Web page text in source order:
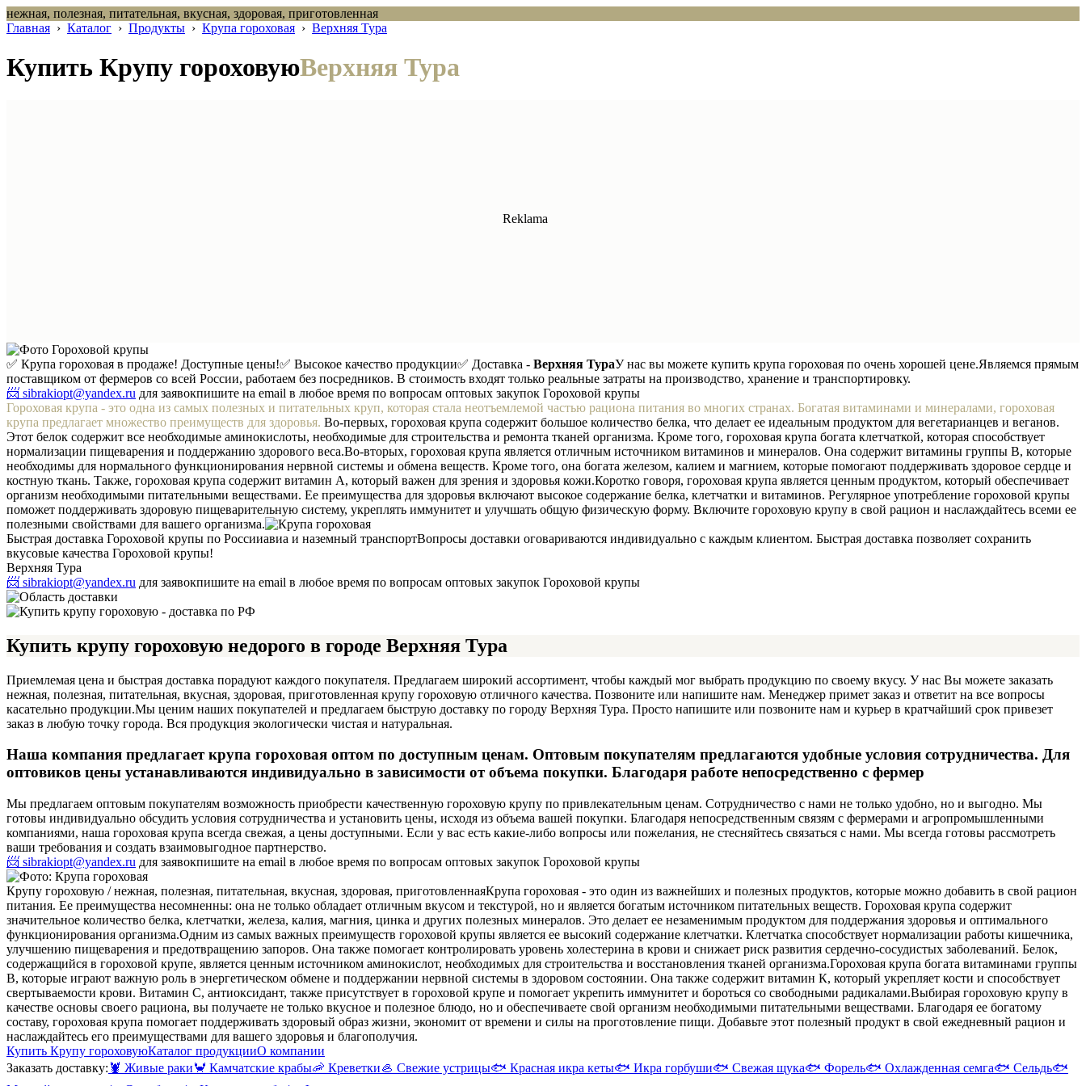
нежная, полезная, питательная, вкусная, здоровая, приготовленная
Главная › Каталог › Продукты › Крупа гороховая › Верхняя Тура
Купить Крупу гороховуюВерхняя Тура
✅ Крупа гороховая в продаже! Доступные цены!✅ Высокое качество продукции✅ Доставка - Верхняя ТураУ нас вы можете купить крупа гороховая по очень хорошей цене.Являемся прямым
поставщиком от фермеров со всей России, работаем без посредников. В стоимость входят только реальные затраты на производство, хранение и транспортировку.
📨 sibrakiopt@yandex.ru для заявокпишите на email в любое время по вопросам оптовых закупок Гороховой крупы
Гороховая крупа - это одна из самых полезных и питательных круп, которая стала неотъемлемой частью рациона питания во многих странах. Богатая витаминами и минералами, гороховая
крупа предлагает множество преимуществ для здоровья. Во-первых, гороховая крупа содержит большое количество белка, что делает ее идеальным продуктом для вегетарианцев и веганов.
Этот белок содержит все необходимые аминокислоты, необходимые для строительства и ремонта тканей организма. Кроме того, гороховая крупа богата клетчаткой, которая способствует
нормализации пищеварения и поддержанию здорового веса.Во-вторых, гороховая крупа является отличным источником витаминов и минералов. Она содержит витамины группы В, которые
необходимы для нормального функционирования нервной системы и обмена веществ. Кроме того, она богата железом, калием и магнием, которые помогают поддерживать здоровое сердце и
костную ткань. Также, гороховая крупа содержит витамин А, который важен для зрения и здоровья кожи.Коротко говоря, гороховая крупа является ценным продуктом, который обеспечивает
организм необходимыми питательными веществами. Ее преимущества для здоровья включают высокое содержание белка, клетчатки и витаминов. Регулярное употребление гороховой крупы
поможет поддерживать здоровую пищеварительную систему, укреплять иммунитет и улучшать общую физическую форму. Включите гороховую крупу в свой рацион и наслаждайтесь всеми ее
полезными свойствами для вашего организма.
Быстрая доставка Гороховой крупы по Россииавиа и наземный транспортВопросы доставки оговариваются индивидуально с каждым клиентом. Быстрая доставка позволяет сохранить
вкусовые качества Гороховой крупы!
Верхняя Тура
📨 sibrakiopt@yandex.ru для заявокпишите на email в любое время по вопросам оптовых закупок Гороховой крупы
Купить крупу гороховую недорого в городе Верхняя Тура
Приемлемая цена и быстрая доставка порадуют каждого покупателя. Предлагаем широкий ассортимент, чтобы каждый мог выбрать продукцию по своему вкусу. У нас Вы можете заказать
нежная, полезная, питательная, вкусная, здоровая, приготовленная крупу гороховую отличного качества. Позвоните или напишите нам. Менеджер примет заказ и ответит на все вопросы
касательно продукции.Мы ценим наших покупателей и предлагаем быструю доставку по городу Верхняя Тура. Просто напишите или позвоните нам и курьер в кратчайший срок привезет
заказ в любую точку города. Вся продукция экологически чистая и натуральная.
Наша компания предлагает крупа гороховая оптом по доступным ценам. Оптовым покупателям предлагаются удобные условия сотрудничества. Для
оптовиков цены устанавливаются индивидуально в зависимости от объема покупки. Благодаря работе непосредственно с фермер
Мы предлагаем оптовым покупателям возможность приобрести качественную гороховую крупу по привлекательным ценам. Сотрудничество с нами не только удобно, но и выгодно. Мы
готовы индивидуально обсудить условия сотрудничества и установить цены, исходя из объема вашей покупки. Благодаря непосредственным связям с фермерами и агропромышленными
компаниями, наша гороховая крупа всегда свежая, а цены доступными. Если у вас есть какие-либо вопросы или пожелания, не стесняйтесь связаться с нами. Мы всегда готовы рассмотреть
ваши требования и создать взаимовыгодное партнерство.
📨 sibrakiopt@yandex.ru для заявокпишите на email в любое время по вопросам оптовых закупок Гороховой крупы
Крупу гороховую / нежная, полезная, питательная, вкусная, здоровая, приготовленнаяКрупа гороховая - это один из важнейших и полезных продуктов, которые можно добавить в свой рацион
питания. Ее преимущества несомненны: она не только обладает отличным вкусом и текстурой, но и является богатым источником питательных веществ. Гороховая крупа содержит
значительное количество белка, клетчатки, железа, калия, магния, цинка и других полезных минералов. Это делает ее незаменимым продуктом для поддержания здоровья и оптимального
функционирования организма.Одним из самых важных преимуществ гороховой крупы является ее высокий содержание клетчатки. Клетчатка способствует нормализации работы кишечника,
улучшению пищеварения и предотвращению запоров. Она также помогает контролировать уровень холестерина в крови и снижает риск развития сердечно-сосудистых заболеваний. Белок,
содержащийся в гороховой крупе, является ценным источником аминокислот, необходимых для строительства и восстановления тканей организма.Гороховая крупа богата витаминами группы
В, которые играют важную роль в энергетическом обмене и поддержании нервной системы в здоровом состоянии. Она также содержит витамин К, который укрепляет кости и способствует
свертываемости крови. Витамин С, антиоксидант, также присутствует в гороховой крупе и помогает укрепить иммунитет и бороться со свободными радикалами.Выбирая гороховую крупу в
качестве основы своего рациона, вы получаете не только вкусное и полезное блюдо, но и обеспечиваете свой организм необходимыми питательными веществами. Благодаря ее богатому
составу, гороховая крупа помогает поддерживать здоровый образ жизни, экономит от времени и силы на проготовление пищи. Добавьте этот полезный продукт в свой ежедневный рацион и
наслаждайтесь его преимуществами для вашего здоровья и благополучия.
Купить Крупу гороховуюКаталог продукцииО компании
Заказать доставку: 🦞 Живые раки🦀 Камчатские крабы🦐 Креветки🦪 Свежие устрицы🐟 Красная икра кеты🐟 Икра горбуши🐟 Свежая щука🐟 Форель🐟 Охлажденная семга🐟 Сельдь🐟